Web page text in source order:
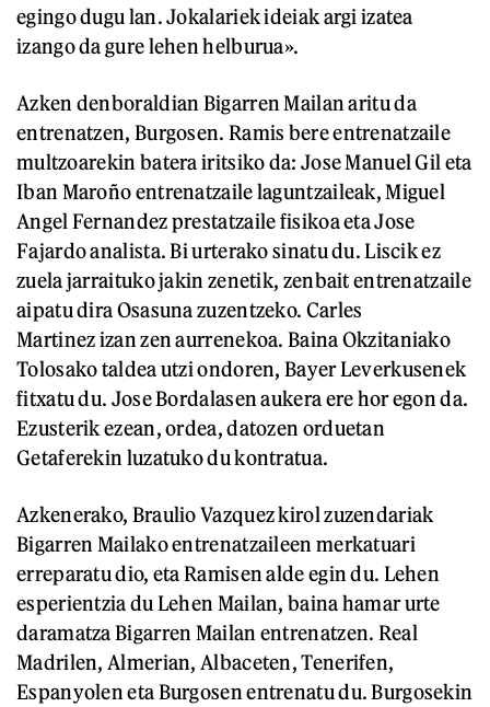
egingo dugu lan. Jokalariek ideiak argi izatea
izango da gure lehen helburua».
Azken denboraldian Bigarren Mailan aritu da
entrenatzen, Burgosen. Ramis bere entrenatzaile
multzoarekin batera iritsiko da: Jose Manuel Gil eta
Iban Maroño entrenatzaile laguntzaileak, Miguel
Angel Fernandez prestatzaile fisikoa eta Jose
Fajardo analista. Bi urterako sinatu du. Liscik ez
zuela jarraituko jakin zenetik, zenbait entrenatzaile
aipatu dira Osasuna zuzentzeko. Carles
Martinez izan zen aurrenekoa. Baina Okzitaniako
Tolosako taldea utzi ondoren, Bayer Leverkusenek
fitxatu du. Jose Bordalasen aukera ere hor egon da.
Ezusterik ezean, ordea, datozen orduetan
Getaferekin luzatuko du kontratua.
Azkenerako, Braulio Vazquez kirol zuzendariak
Bigarren Mailako entrenatzaileen merkatuari
erreparatu dio, eta Ramisen alde egin du. Lehen
esperientzia du Lehen Mailan, baina hamar urte
daramatza Bigarren Mailan entrenatzen. Real
Madrilen, Almerian, Albaceten, Tenerifen,
Espanyolen eta Burgosen entrenatu du. Burgosekin